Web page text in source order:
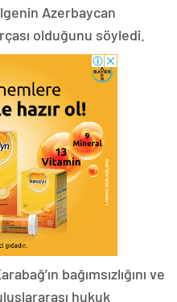
Azerbaycan
olduğunu söyledi.
bağımsızlığını ve
hukuk